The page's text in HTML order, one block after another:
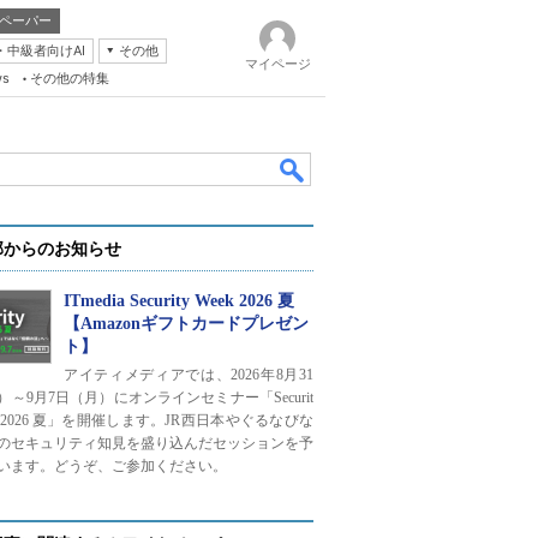
ーパー
中級者向けAI
その他
その他の特集
マイページ
らのお知らせ
ITmedia Security Week 2026 夏
【Amazonギフトカードプレゼン
ト】
アイティメディアでは、2026年8月31
～9月7日（月）にオンラインセミナー「Securit
2026 夏」を開催します。JR西日本やぐるなびな
セキュリティ知見を盛り込んだセッションを予
ます。どうぞ、ご参加ください。